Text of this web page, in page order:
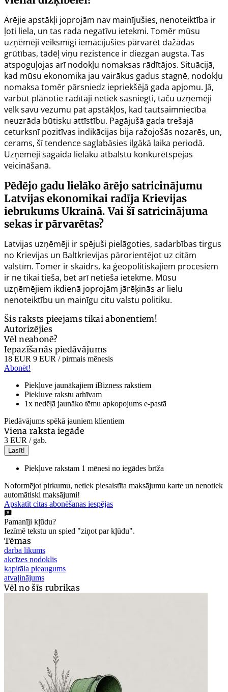
Ārējie apstākļi joprojām nav mainījušies, nenoteiktība ir
ļoti liela, un tas rada negatīvu ietekmi. Tomēr mūsu
uzņēmēji veiksmīgi iemācījušies pārvarēt dažādas
grūtības, tādēļ viņu rezistence ir diezgan augsta. Tas
atspoguļojas arī nodokļu nomaksas rādītājos. Situācijā,
kad mūsu ekonomika jau vairākus gadus stagnē, nodokļu
nomaksa tomēr pārsniedz iepriekšējā gada apjomu. Jā,
varbūt plānotie rādītāji netiek sasniegti, taču uzņēmēji
velk savu vezumu pat apstākļos, kad tautsaimniecība
neuzrāda būtisku attīstību. Pagājušā gada trešajā
ceturksnī pozitīvas indikācijas bija ražojošās nozarēs, un,
cerams, šī tendence saglabāsies ilgākā laika periodā.
Uzņēmēji sagaida lielāku atbalstu konkurētspējas
veicināšanā.
Pēdējo gadu lielāko ārējo satricinājumu
Latvijas ekonomikai radīja Krievijas
iebrukums Ukrainā. Vai šī satricinājuma
sekas ir pārvarētas?
Latvijas uzņēmēji ir spējuši pielāgoties, sadarbības tirgus
no Krievijas un Baltkrievijas pārorientējot uz citām
valstīm. Tomēr ir skaidrs, ka ģeopolitiskajiem procesiem
ir ne tikai tieša, bet arī netieša ietekme. Mūsu
uzņēmējiem ikdienā joprojām jārēķinās ar lielu
nenoteiktību un mainīgu citu valstu politiku.
Šis raksts pieejams tikai abonentiem!
Autorizējies
Vēl neabonē?
Iepazīšanās piedāvājums
18 EUR 9 EUR / pirmais mēnesis
Abonēt!
Piekļuve jaunākajiem iBizness rakstiem
Piekļuve rakstu arhīvam
1x nedēļā jaunāko tēmu apkopojums e-pastā
Piedāvājums spēkā jauniem klientiem
Viena raksta iegāde
3 EUR / gab.
Lasīt!
Piekļuve rakstam 1 mēnesi no iegādes brīža
Noformējot pirkumu, netiek piesaistīta maksājumu karte un nenotiek
automātiski maksājumi!
Apskatīt citas abonēšanas iespējas
Pamanīji kļūdu?
Iezīmē tekstu un spied "ziņot par kļūdu".
Tēmas
darba likums
akcīzes nodoklis
kapitāla pieaugums
atvaļinājums
Vēl no šīs rubrikas